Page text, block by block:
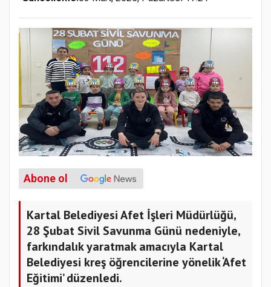
Abone ol
Kartal Belediyesi Afet İşleri Müdürlüğü,
28 Şubat Sivil Savunma Günü nedeniyle,
farkındalık yaratmak amacıyla Kartal
Belediyesi kreş öğrencilerine yönelik ‘Afet
Eğitimi’ düzenledi.